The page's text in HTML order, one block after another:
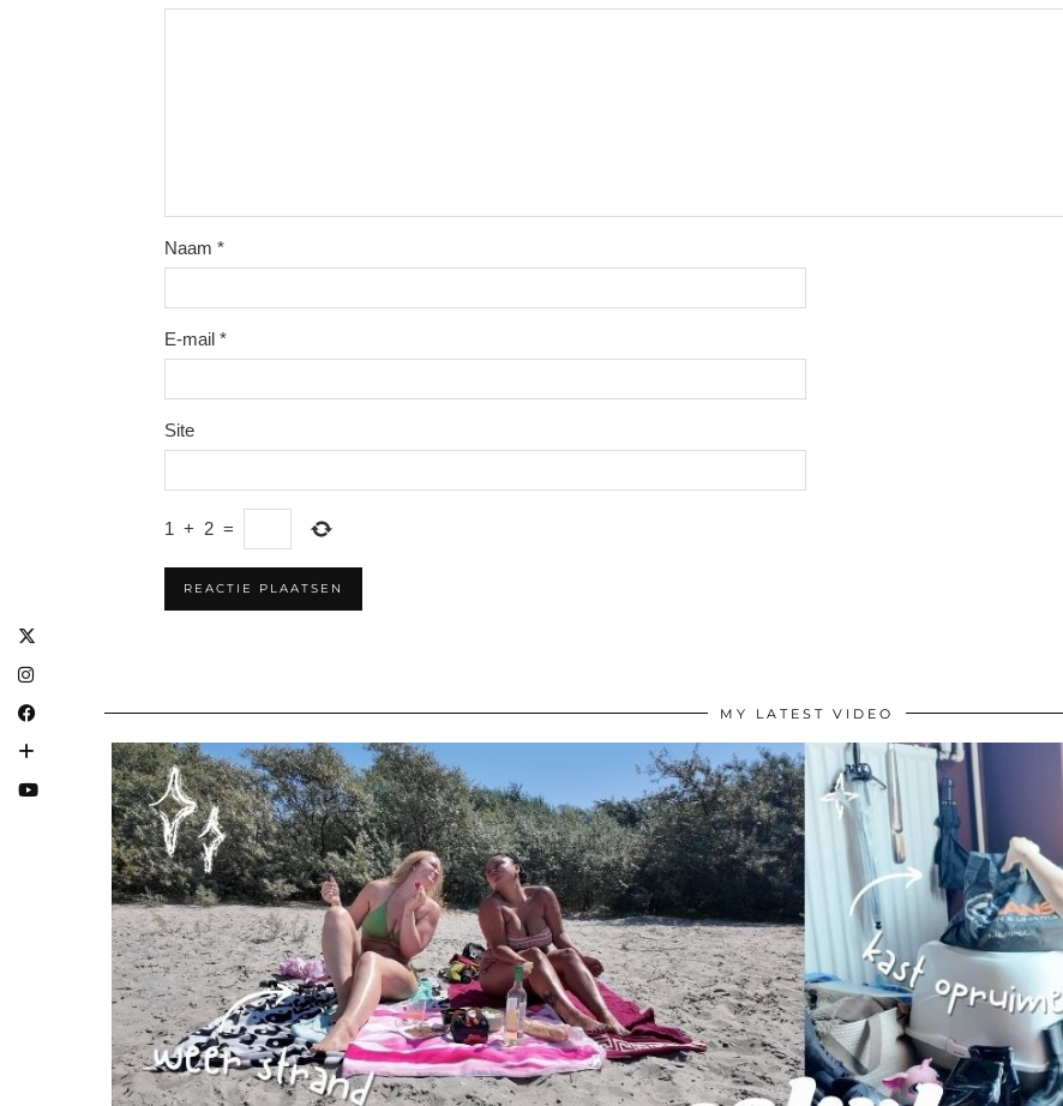
Naam *
E-mail *
Site
1 + 2 =
MY LATEST VIDEO